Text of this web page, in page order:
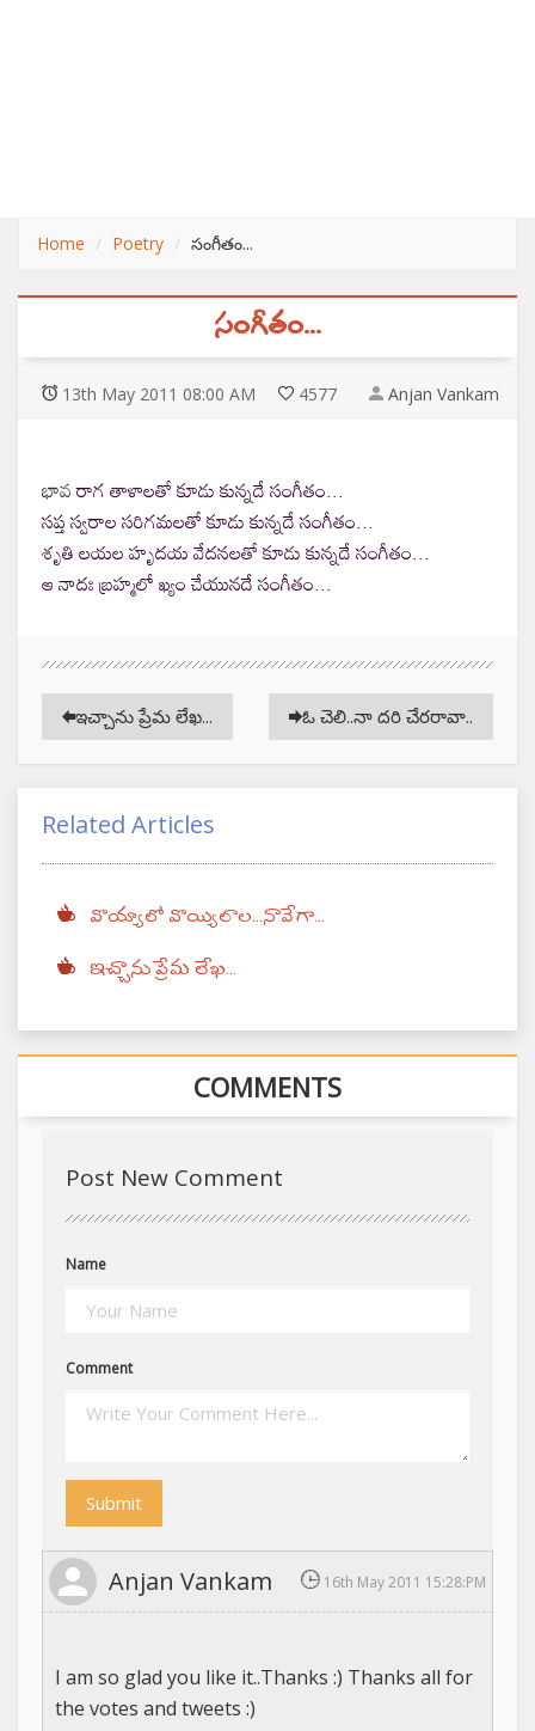
Home Poetry సంగీతం...
సంగీతం...
13th May 2011 08:00 AM 4577 Anjan Vankam
భావరాగ తాళాలతో కూడు కున్నదే సంగీతం...
సప్త స్వరాల సరిగమలతో కూడు కున్నదే సంగీతం...
శృతి లయల హృదయ వేదనలతో కూడు కున్నదే సంగీతం...
ఆ నాదః బ్రహ్మలో ఖ్యం చేయునదే సంగీతం...
ఇచ్చాను ప్రేమ లేఖ... ఓ చెలి..నా దరి చేరరావా..
Related Articles
వొయ్యాలో వొయ్యిలాల...నావేగా...
ఇచ్చాను ప్రేమ లేఖ...
COMMENTS
Post New Comment
Name
Comment
Submit
Anjan Vankam 16th May 2011 15:28:PM
I am so glad you like it..Thanks :) Thanks all for
the votes and tweets :)